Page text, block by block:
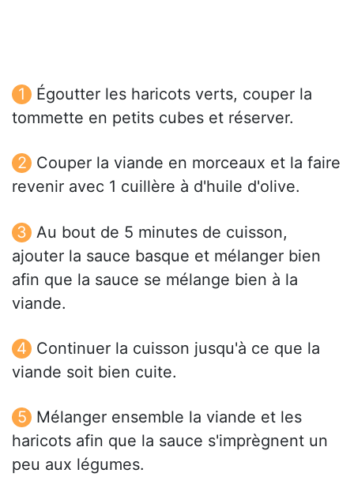
Égoutter les haricots verts, couper la
tommette en petits cubes et réserver.
Couper la viande en morceaux et la faire
revenir avec 1 cuillère à d'huile d'olive.
Au bout de 5 minutes de cuisson,
ajouter la sauce basque et mélanger bien
afin que la sauce se mélange bien à la
viande.
Continuer la cuisson jusqu'à ce que la
viande soit bien cuite.
Mélanger ensemble la viande et les
haricots afin que la sauce s'imprègnent un
peu aux légumes.